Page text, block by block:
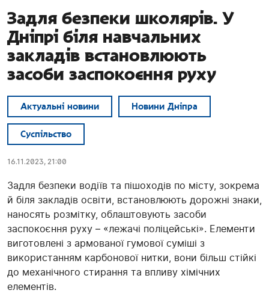
Задля безпеки школярів. У
Дніпрі біля навчальних
закладів встановлюють
засоби заспокоєння руху
Актуальні новини Новини Дніпра
Суспільство
16.11.2023, 21:00
Задля безпеки водіїв та пішоходів по місту, зокрема
й біля закладів освіти, встановлюють дорожні знаки,
наносять розмітку, облаштовують засоби
заспокоєння руху – «лежачі поліцейські». Елементи
виготовлені з армованої гумової суміші з
використанням карбонової нитки, вони більш стійкі
до механічного стирання та впливу хімічних
елементів.